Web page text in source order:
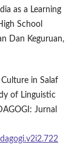
as a Learning
School
Dan Keguruan,
Culture in Salaf
of Linguistic
Jurnal